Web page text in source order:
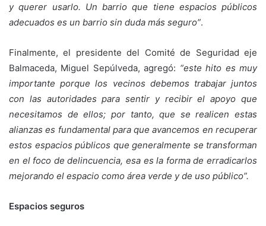
y querer usarlo. Un barrio que tiene espacios públicos
adecuados es un barrio sin duda más seguro”.
Finalmente, el presidente del Comité de Seguridad eje
Balmaceda, Miguel Sepúlveda, agregó: “este hito es muy
importante porque los vecinos debemos trabajar juntos
con las autoridades para sentir y recibir el apoyo que
necesitamos de ellos; por tanto, que se realicen estas
alianzas es fundamental para que avancemos en recuperar
estos espacios públicos que generalmente se transforman
en el foco de delincuencia, esa es la forma de erradicarlos
mejorando el espacio como área verde y de uso público”.
Espacios seguros